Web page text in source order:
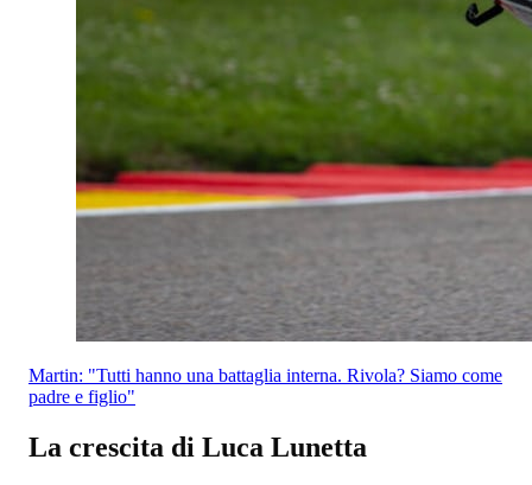
Martin: "Tutti hanno una battaglia interna. Rivola? Siamo come
padre e figlio"
La crescita di Luca Lunetta